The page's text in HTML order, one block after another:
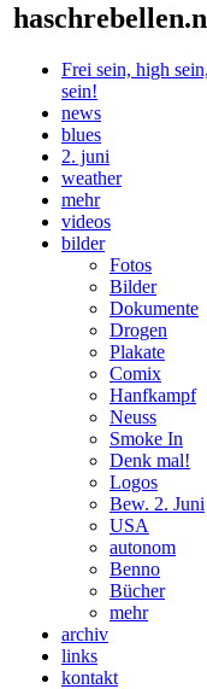
Frei sein, high
sein!
news
blues
2. juni
weather
mehr
videos
bilder
Fotos
Bilder
Dokumente
Drogen
Plakate
Comix
Hanfkampf
Neuss
Smoke In
Denk mal!
Logos
Bew. 2. Juni
USA
autonom
Benno
Bücher
mehr
archiv
links
kontakt